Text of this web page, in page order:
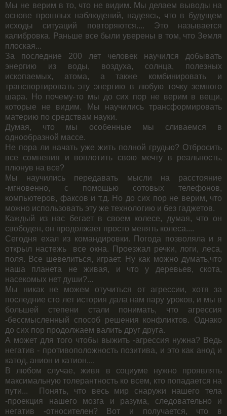
Мы не верим в то, что не видим. Мы делаем выводы на
основе прошлых наблюдений, надеясь, что в будущем
исходы ситуаций повторяются.... Это называется
калибровка. Раньше все были уверены в том, что Земля
плоская...
За последние 200 лет человек научился добывать
энергию из воды, воздуха, солнца, полезных
ископаемых, атома, а также комбинировать и
транспортировать эту энергию в любую точку земного
шара. Но почему-то мы до сих пор не верим в вещи,
которые не видим. Мы научились трансформировать
материю по средствам науки.
Думая, что мы особенные мы сливаемся в
однообразной массе.
Не пора ли начать уже жить полной грудью? Отбросить
все сомнения и воплотить свою мечту в реальность,
плюнув на все?
Мы научились передавать мысли на расстояние
-мгновенно, с помощью сотовых телефонов,
компьютеров, факсов и т.д. Но до сих пор не верим, что
можно использовать эту же технологию и без гаджетов.
Каждый из нас бегает в своем колесе, думая, что он
свободен, он продолжает просто менять колеса....
Сегодня ехал из командировки. Погода позволяла и я
открыл настежь все окна. Проезжал речки, логи, леса,
поля. Все шевелиться, играет. Ну как можно думать,что
наша планета не живая, и что у деревьев, скота,
насекомых нет души?...
Мы никак не можем отучиться от агрессии, хотя за
последние сто лет история дала нам пару уроков, и мы в
большей степени стали понимать, что агрессия
-бессмысленный способ решения конфликтов. Однако
до сих пор продолжаем валить друг друга.
А может для того чтобы выжить -агрессия нужна? Ведь
негатив - противоположность позитива, и это как анод и
катод, анион и катион....
В любом случае, живя в социуме нужно проявлять
максимальную толерантность ко всем, кто попадается на
пути... Понять, что весь мир снаружи нашего тела
-проекция нашего мозга и разума, следовательно и
негатив -относителен? Вот и получается, что в